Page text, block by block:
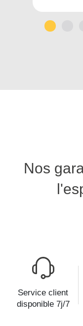
Nos
Service client
disponible 7j/7